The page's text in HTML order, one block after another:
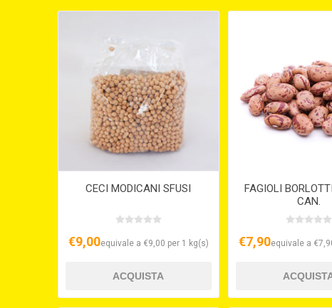
CECI MODICANI SFUSI
€9,00equivale a €9,00 per 1 kg(s)
FAGIOLI
CAN.
€7,90equivale a